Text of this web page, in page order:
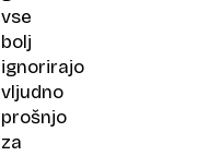
vse
bolj
ignorirajo
vljudno
prošnjo
za